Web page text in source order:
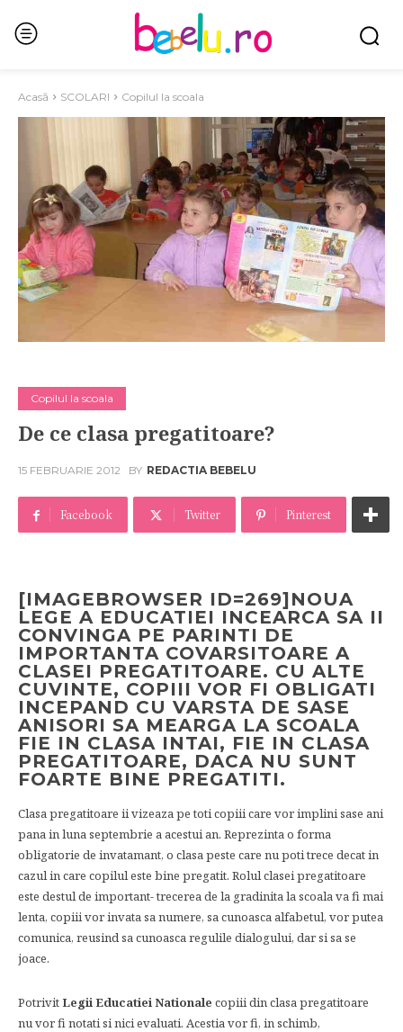
Acasă SCOLARI Copilul la scoala
Copilul la scoala
De ce clasa pregatitoare?
15 FEBRUARIE 2012 BY REDACTIA BEBELU
Facebook Twitter Pinterest
[IMAGEBROWSER ID=269]NOUA
LEGE A EDUCATIEI INCEARCA SA II
CONVINGA PE PARINTI DE
IMPORTANTA COVARSITOARE A
CLASEI PREGATITOARE. CU ALTE
CUVINTE, COPIII VOR FI OBLIGATI
INCEPAND CU VARSTA DE SASE
ANISORI SA MEARGA LA SCOALA
FIE IN CLASA INTAI, FIE IN CLASA
PREGATITOARE, DACA NU SUNT
FOARTE BINE PREGATITI.
Clasa pregatitoare ii vizeaza pe toti copiii care vor implini sase ani
pana in luna septembrie a acestui an. Reprezinta o forma
obligatorie de invatamant, o clasa peste care nu poti trece decat in
cazul in care copilul este bine pregatit. Rolul clasei pregatitoare
este destul de important- trecerea de la gradinita la scoala va fi mai
lenta, copiii vor invata sa numere, sa cunoasca alfabetul, vor putea
comunica, reusind sa cunoasca regulile dialogului, dar si sa se
joace.
PotrivitLegii Educatiei Nationale copiii din clasa pregatitoare
nu vor fi notati si nici evaluati. Acestia vor fi, in schimb,